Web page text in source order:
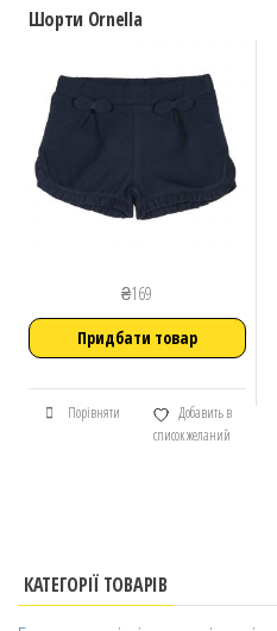
Шорти Ornella
₴169
Придбати товар
Порівняти
Добавить в
список желаний
КАТЕГОРІЇ ТОВАРІВ